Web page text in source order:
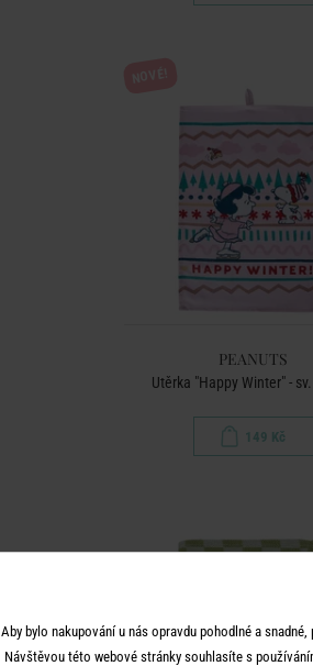
PEANUTS
Utěrka "Happy Winter" -
149 Kč
Aby bylo nakupování u nás opravdu pohodlné a
Návštěvou této webové stránky souhlasíte s